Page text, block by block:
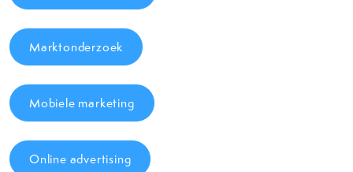
Marktonderzoek
Mobiele marketing
Online advertising